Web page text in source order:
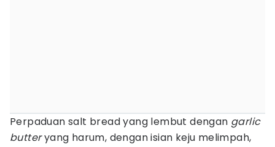
Perpaduan salt bread yang lembut dengan garlic
butteryang harum, dengan isian keju melimpah,